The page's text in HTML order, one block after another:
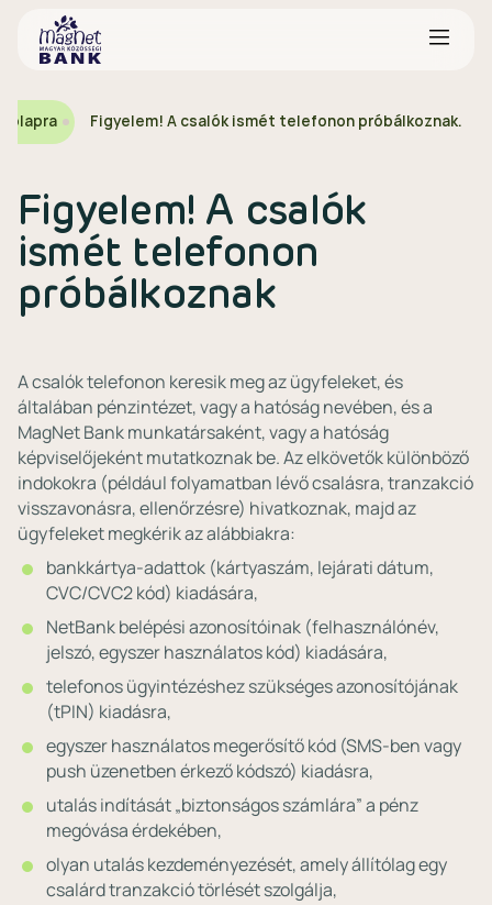
Figyelem! A csalók ismét telefonon próbálkoznak.
Figyelem! A csalók
ismét telefonon
próbálkoznak
A csalók telefonon keresik meg az ügyfeleket, és
általában pénzintézet, vagy a hatóság nevében, és a
MagNet Bank munkatársaként, vagy a hatóság
képviselőjeként mutatkoznak be. Az elkövetők különböző
indokokra (például folyamatban lévő csalásra, tranzakció
visszavonásra, ellenőrzésre) hivatkoznak, majd az
ügyfeleket megkérik az alábbiakra:
bankkártya-adattok (kártyaszám, lejárati dátum,
CVC/CVC2 kód) kiadására,
NetBank belépési azonosítóinak (felhasználónév,
jelszó, egyszer használatos kód) kiadására,
telefonos ügyintézéshez szükséges azonosítójának
(tPIN) kiadásra,
egyszer használatos megerősítő kód (SMS-ben vagy
push üzenetben érkező kódszó) kiadásra,
utalás indítását „biztonságos számlára” a pénz
megóvása érdekében,
olyan utalás kezdeményezését, amely állítólag egy
csalárd tranzakció törlését szolgálja,